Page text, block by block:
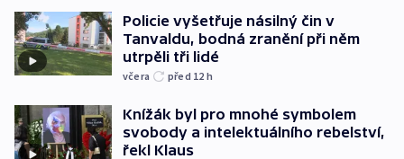
Policie vyšetřuje násilný čin v
Tanvaldu, bodná zranění při něm
utrpěli tři lidé
včera před 12 h
Knížák byl pro mnohé symbolem
svobody a intelektuálního rebelství,
řekl Klaus